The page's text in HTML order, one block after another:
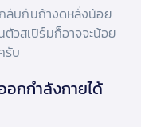
ลับกันถ้างดหลั่งน้อย
วสเปิร์มก็อาจจะน้อย
รับ
อกกำลังกายได้